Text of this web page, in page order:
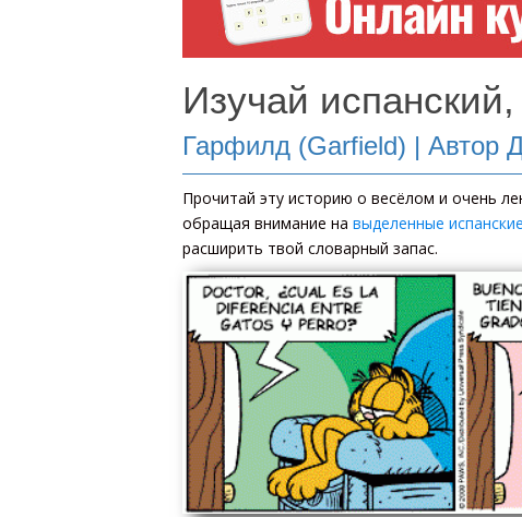
Изучай
Гарфилд (Garfield) | Автор
Прочитай эту историю о весёлом и очень
обращая внимание на выделенные
расширить твой словарный запас.